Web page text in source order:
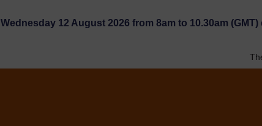
12 August 2026 from 8am to 10.30am